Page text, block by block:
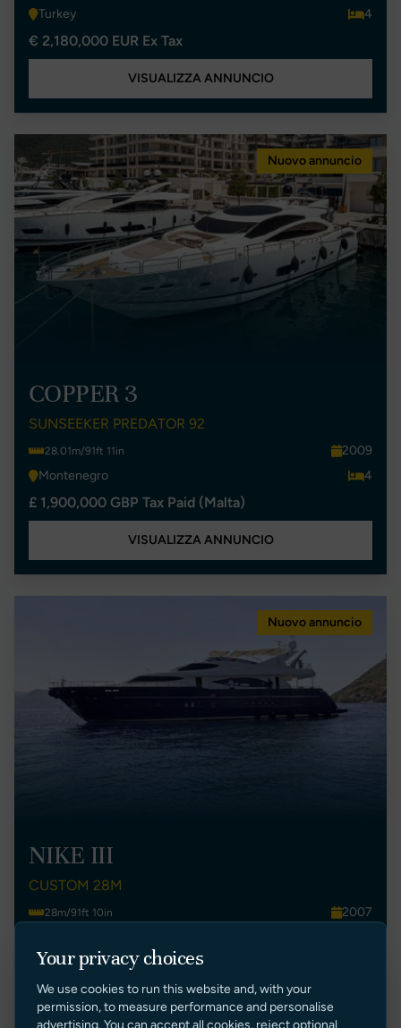
Turkey
4
€ 2,180,000 EUR Ex Tax
VISUALIZZA ANNUNCIO
Nuovo annuncio
COPPER 3
SUNSEEKER PREDATOR 92
28.01m/91ft 11in
2009
Montenegro
4
£ 1,900,000 GBP Tax Paid (Malta)
VISUALIZZA ANNUNCIO
Nuovo annuncio
NIKE III
CUSTOM 28M
28m/91ft 10in
2007
€ 1,350,000 EUR Tax Paid
VISUALIZZA ANNUNCIO
Your privacy choices
We use cookies to run this website and, with your
permission, to measure performance and personalise
advertising. You can accept all cookies, reject optional